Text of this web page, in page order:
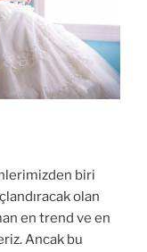
biri
olan
en trend ve en
Ancak bu